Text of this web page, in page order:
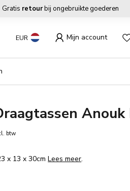
Gratis retourbij ongebruikte goederen
EUR Mijn account
Anouk
btw
x 13 x 30cmLees meer.